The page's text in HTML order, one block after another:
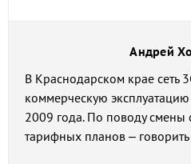
Андрей
В Краснодарском крае сеть
коммерческую
2009 года. По поводу смены
тарифных планов –